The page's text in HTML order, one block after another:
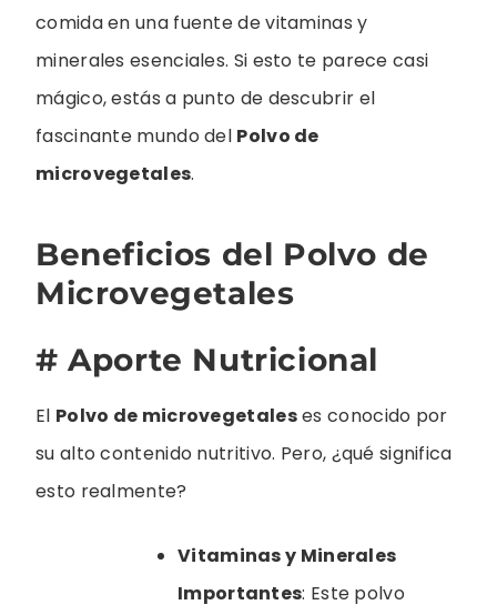
comida en una fuente de vitaminas y
minerales esenciales. Si esto te parece casi
mágico, estás a punto de descubrir el
fascinante mundo del Polvo de
microvegetales.
Beneficios del Polvo de
Microvegetales
# Aporte Nutricional
El Polvo de microvegetaleses conocido por
su alto contenido nutritivo. Pero, ¿qué significa
esto realmente?
Vitaminas y Minerales
Importantes: Este polvo